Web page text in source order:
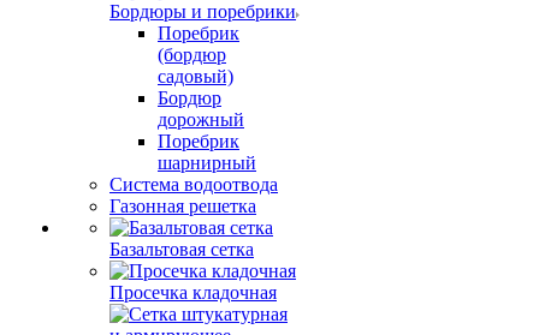
Бордюры и поребрики
Поребрик
(бордюр
садовый)
Бордюр
дорожный
Поребрик
шарнирный
Система водоотвода
Газонная решетка
Базальтовая сетка
Просечка кладочная